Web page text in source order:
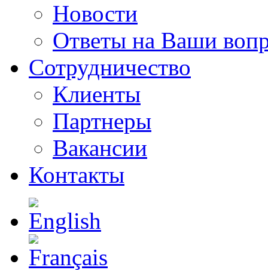
Новости
Ответы на Ваши
Сотрудничество
Клиенты
Партнеры
Вакансии
Контакты